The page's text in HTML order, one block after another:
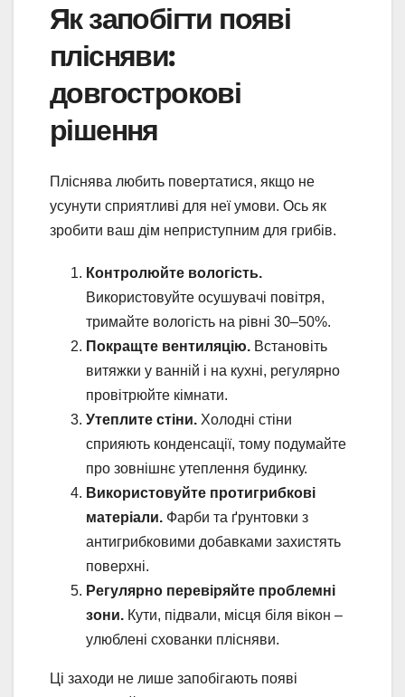
Як запобігти появі
плісняви:
довгострокові
рішення
Пліснява любить повертатися, якщо не
усунути сприятливі для неї умови. Ось як
зробити ваш дім неприступним для грибів.
Контролюйте вологість.
Використовуйте осушувачі повітря,
тримайте вологість на рівні 30–50%.
Покращте вентиляцію. Встановіть
витяжки у ванній і на кухні, регулярно
провітрюйте кімнати.
Утеплите стіни. Холодні стіни
сприяють конденсації, тому подумайте
про зовнішнє утеплення будинку.
Використовуйте протигрибкові
матеріали. Фарби та ґрунтовки з
антигрибковими добавками захистять
поверхні.
Регулярно перевіряйте проблемні
зони. Кути, підвали, місця біля вікон –
улюблені схованки плісняви.
Ці заходи не лише запобігають появі